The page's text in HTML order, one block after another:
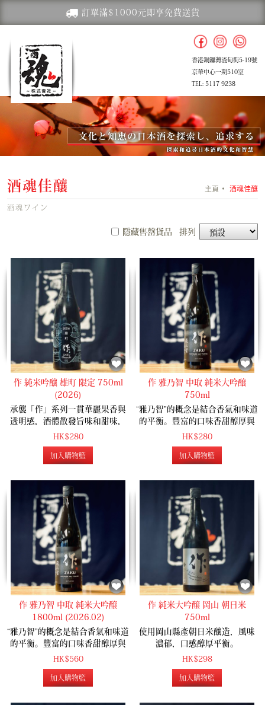
訂單滿$1000元即享免費送貨
香港銅鑼灣渣甸街5-19號
京華中心一期510室
TEL: 5117 9238
酒魂佳釀 主頁 酒魂佳釀
酒魂ワイン
隱藏售罄貨品 排列
作 純米吟釀 雄町 限定 750ml
(2026)
承襲「作」系列一貫華麗果香與
透明感，酒體散發旨味和甜味，
回味帶微苦。此系列生產數量限
定，與全年出產的通常型號絕對
不同，是傾注酒造勇於創新與挑
HK$280
加入購物籃
作 雅乃智 中取 純米大吟醸
750ml
“雅乃智”的概念是結合香氣和味道
的平衡。豐富的口味香甜醇厚與
舌頭頂了深刻的蔓延，帶來了非
常豐富的清酒滿意度。聞起來令
人印象深刻，當仔細捲起舌頭
多彩的作品。 《全米日本酒歓評
会 2016 6年連続金賞受賞》
HK$280
加入購物籃
作 雅乃智 中取 純米大吟醸
1800ml (2026.02)
“雅乃智”的概念是結合香氣和味道
的平衡。豐富的口味香甜醇厚與
舌頭頂了深刻的蔓延，帶來了非
常豐富的清酒滿意度。聞起來令
人印象深刻，當仔細捲起舌頭
多彩的作品。 《全米日本酒歓評
HK$560
加入購物籃
作 純米大吟醸 岡山 朝日米
750ml
使用岡山縣產朝日米釀造，風味
濃郁，口感醇厚平衡。
HK$298
加入購物籃